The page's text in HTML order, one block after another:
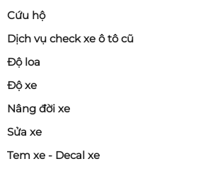
Cứu hộ
Dịch vụ check xe ô tô cũ
Độ loa
Độ xe
Nâng đời xe
Sửa xe
Tem xe - Decal xe